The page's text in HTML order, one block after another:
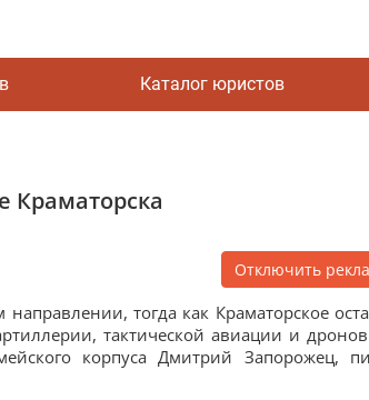
Каталог юристов
Краматорска
Отключить
тогда как Краматорское
тактической авиации и
корпуса Дмитрий Запорожец,